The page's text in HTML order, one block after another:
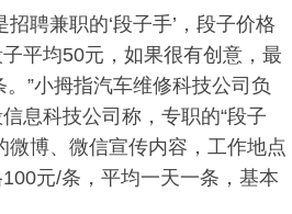
聘兼职的‘段子手’，段子价格
平均50元，如果很有创意，最
”小拇指汽车维修科技公司负
息科技公司称，专职的“段子
微博、微信宣传内容，工作地点
元/条，平均一天一条，基本